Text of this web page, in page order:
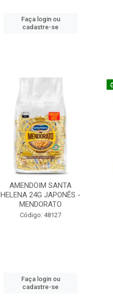
Faça login ou
cadastre-se
AMENDOIM SANTA
HELENA 24G JAPONÊS -
MENDORATO
Código: 48127
Faça login ou
cadastre-se